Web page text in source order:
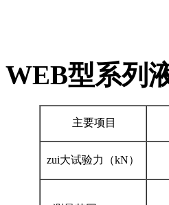
WEB型系列
主要项目
zui大试验力（kN）